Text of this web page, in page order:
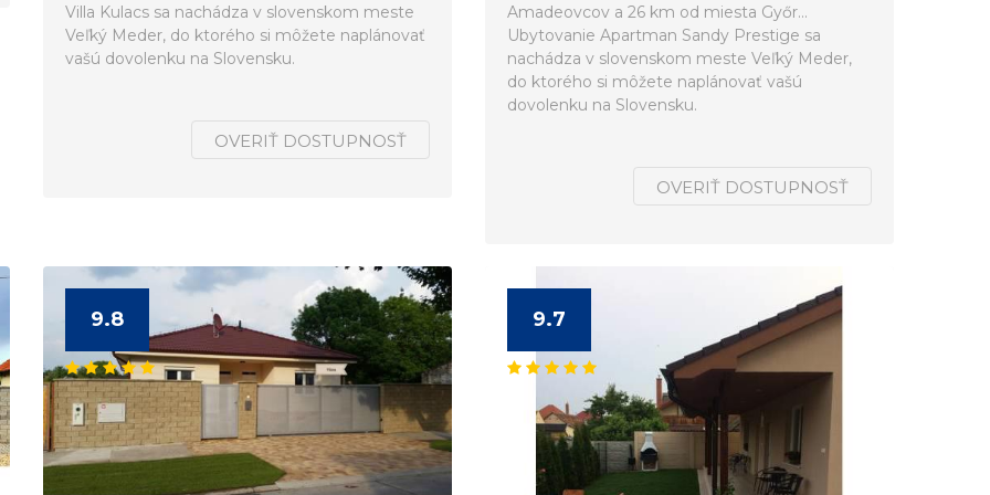
Villa Kulacs sa nachádza v slovenskom meste
Veľký Meder, do ktorého si môžete naplánovať
vašú dovolenku na Slovensku.
OVERIŤ DOSTUPNOSŤ
Amadeovcov a 26 km od miesta Győr...
Ubytovanie Apartman Sandy Prestige sa
nachádza v slovenskom meste Veľký Meder,
do ktorého si môžete naplánovať vašú
dovolenku na Slovensku.
OVERIŤ DOSTUPNOSŤ
9.8 9.7